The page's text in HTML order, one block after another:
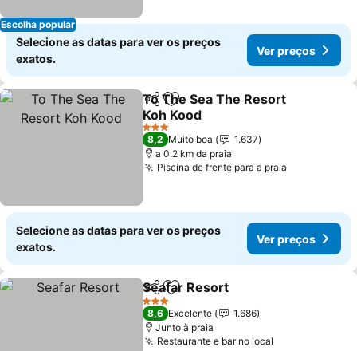
Escolha popular
Selecione as datas para ver os preços
exatos.
Ver preços
PartilharAdicionar aos favoritos
To The Sea The Resort
Koh Kood
3 Estrelas
8,2 Muito boa
1.637
a 0.2 km da praia
Piscina de frente para a praia
Selecione as datas para ver os preços
exatos.
Ver preços
PartilharAdicionar aos favoritos
Seafar Resort
3 Estrelas
8,6 Excelente
1.686
Junto à praia
Restaurante e bar no local